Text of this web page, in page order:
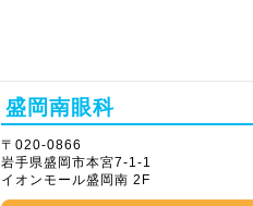
盛岡南眼科
〒020-0866
岩手県盛岡市本宮7-1-1
イオンモール盛岡南 2F